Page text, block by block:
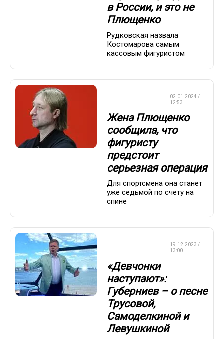
в России, и это не
Плющенко
Рудковская назвала
Костомарова самым
кассовым фигуристом
02.01.2024 /
12:53
Жена Плющенко
сообщила, что
фигуристу
предстоит
серьезная операция
Для спортсмена она станет
уже седьмой по счету на
спине
19.12.2023 /
13:00
«Девчонки
наступают»:
Губерниев – о песне
Трусовой,
Самоделкиной и
Левушкиной